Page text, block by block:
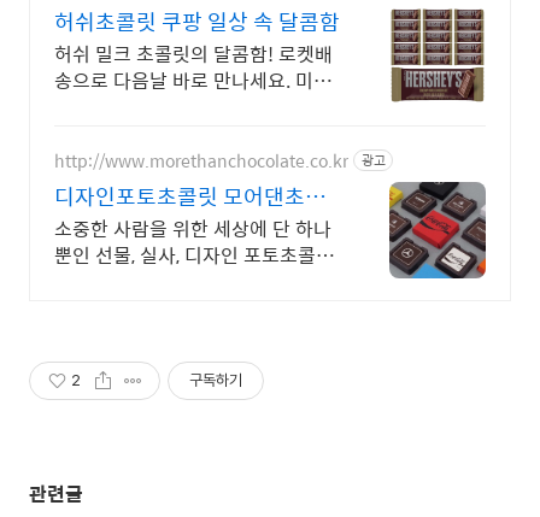
허쉬초콜릿 쿠팡 일상 속 달콤함
허쉬 밀크 초콜릿의 달콤함! 로켓배
송으로 다음날 바로 만나세요. 미니
http://www.morethanchocolate.co.kr 광고
디자인포토초콜릿 모어댄초콜
릿
소중한 사람을 위한 세상에 단 하나
뿐인 선물, 실사, 디자인 포토초콜릿
2 구독하기
관련글